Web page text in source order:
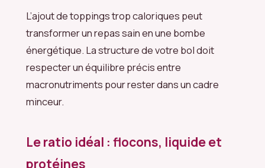
L’ajout de toppings trop caloriques peut
transformer un repas sain en une bombe
énergétique. La structure de votre bol doit
respecter un équilibre précis entre
macronutriments pour rester dans un cadre
minceur.
Le ratio idéal : flocons, liquide et
protéines